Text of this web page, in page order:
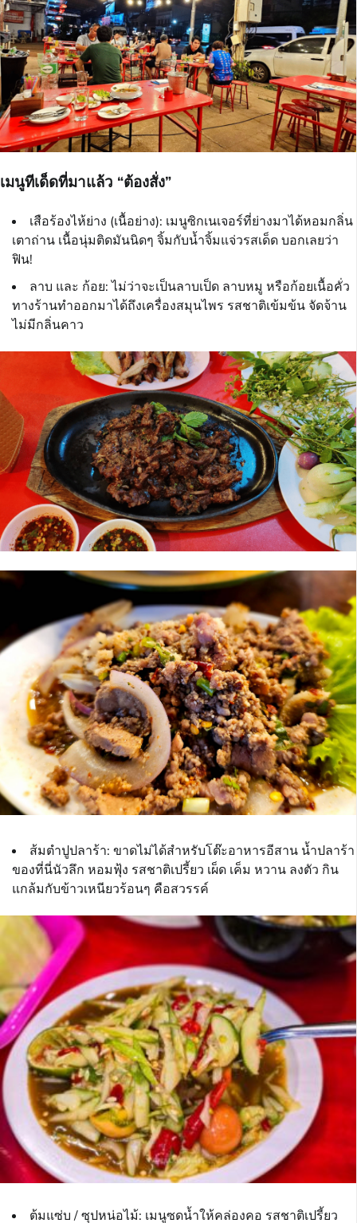
เมนูทีเด็ดที่มาแล้ว “ต้องสั่ง”
เสือร้องไห้ย่าง (เนื้อย่าง): เมนูซิกเนเจอร์ที่ย่างมาได้หอมกลิ่น
เตาถ่าน เนื้อนุ่มติดมันนิดๆ จิ้มกับน้ำจิ้มแจ่วรสเด็ด บอกเลยว่า
ฟิน!
ลาบ และ ก้อย: ไม่ว่าจะเป็นลาบเป็ด ลาบหมู หรือก้อยเนื้อคั่ว
ทางร้านทำออกมาได้ถึงเครื่องสมุนไพร รสชาติเข้มข้น จัดจ้าน
ไม่มีกลิ่นคาว
ส้มตำปูปลาร้า: ขาดไม่ได้สำหรับโต๊ะอาหารอีสาน น้ำปลาร้า
ของที่นี่นัวลึก หอมฟุ้ง รสชาติเปรี้ยว เผ็ด เค็ม หวาน ลงตัว กิน
แกล้มกับข้าวเหนียวร้อนๆ คือสวรรค์
ต้มแซ่บ / ซุปหน่อไม้: เมนูซดน้ำให้คล่องคอ รสชาติเปรี้ยว